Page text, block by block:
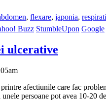
, flexare, japonia,
Buzz StumbleUpon Google
ulcerative
printre afectiunile care fac
persoane pot avea 10-20